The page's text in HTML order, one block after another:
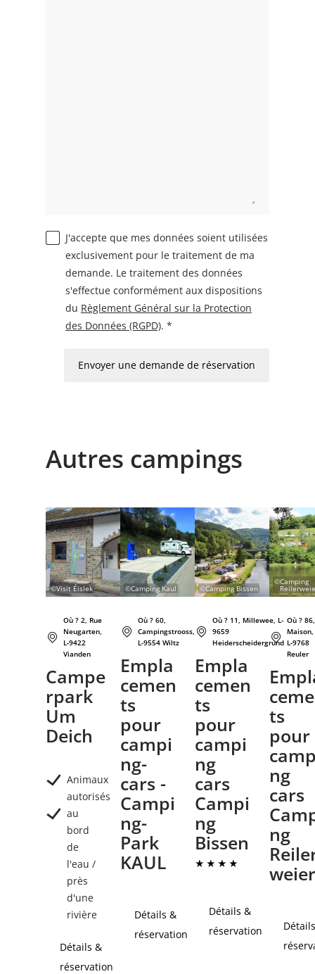
J'accepte que mes données soient utilisées
exclusivement pour le traitement de ma
demande. Le traitement des données
s'effectue conformément aux dispositions
du Règlement Général sur la Protection
des Données (RGPD). *
Envoyer une demande de réservation
Autres campings
©Visit Éislek
Où ? 2, Rue
Neugarten,
L-9422
Vianden
Campe
rpark
Um
Deich
Animaux
autorisés
au
bord
de
l'eau /
près
d'une
rivière
Détails & réservation
Détails &
réservation
©Camping Kaul
Où ? 60,
Campingstrooss,
L-9554 Wiltz
Empla
cemen
ts
pour
campi
ng-
cars -
Campi
ng-
Park
KAUL
Détails & réservation
Détails &
réservation
©Camping Bissen
Où ? 11, Millewee, L-
9659
Heiderscheidergrund
Empla
cemen
ts
pour
campi
ng
cars
Campi
ng
Bissen
Détails & réservation
Détails &
réservation
©Camping
Où ? 86,
Maison,
L-9768
Reuler
ts
pour
ng
cars
ng